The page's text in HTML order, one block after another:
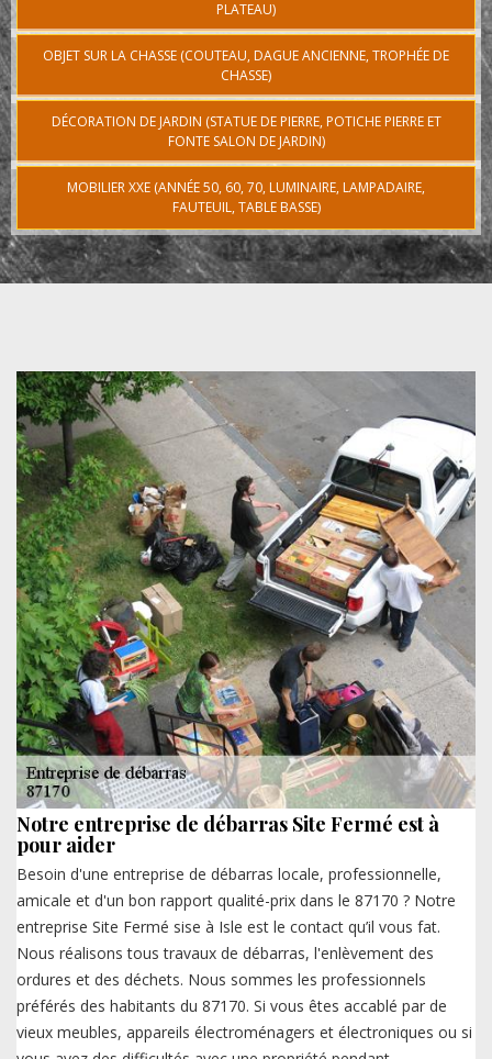
PLATEAU)
OBJET SUR LA CHASSE (COUTEAU, DAGUE ANCIENNE, TROPHÉE DE
CHASSE)
DÉCORATION DE JARDIN (STATUE DE PIERRE, POTICHE PIERRE ET
FONTE SALON DE JARDIN)
MOBILIER XXE (ANNÉE 50, 60, 70, LUMINAIRE, LAMPADAIRE,
FAUTEUIL, TABLE BASSE)
Notre entreprise de débarras Site Fermé est à
pour aider
Besoin d'une entreprise de débarras locale, professionnelle,
amicale et d'un bon rapport qualité-prix dans le 87170 ? Notre
entreprise Site Fermé sise à Isle est le contact qu’il vous fat.
Nous réalisons tous travaux de débarras, l'enlèvement des
ordures et des déchets. Nous sommes les professionnels
préférés des habitants du 87170. Si vous êtes accablé par de
vieux meubles, appareils électroménagers et électroniques ou si